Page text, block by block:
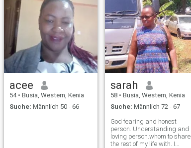
acee
54 • Busia, Western, Kenia
Suche: Männlich 50 - 66
sarah
58 • Busia, Western, Kenia
Suche: Männlich 72 - 67
God fearing and honest
person. Understanding and
loving person.whom to share
the rest of my life with. I